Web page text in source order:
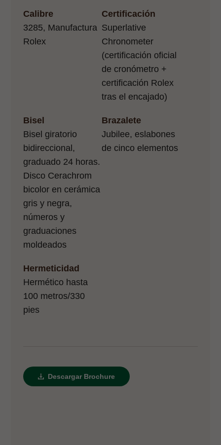
Calibre
3285, Manufactura
Rolex
Certificación
Superlative
Chronometer
(certificación oficial
de cronómetro +
certificación Rolex
tras el encajado)
Bisel
Bisel giratorio
bidireccional,
graduado 24 horas.
Disco Cerachrom
bicolor en cerámica
gris y negra,
números y
graduaciones
moldeados
Brazalete
Jubilee, eslabones
de cinco elementos
Hermeticidad
Hermético hasta
100 metros/330
pies
Descargar Brochure